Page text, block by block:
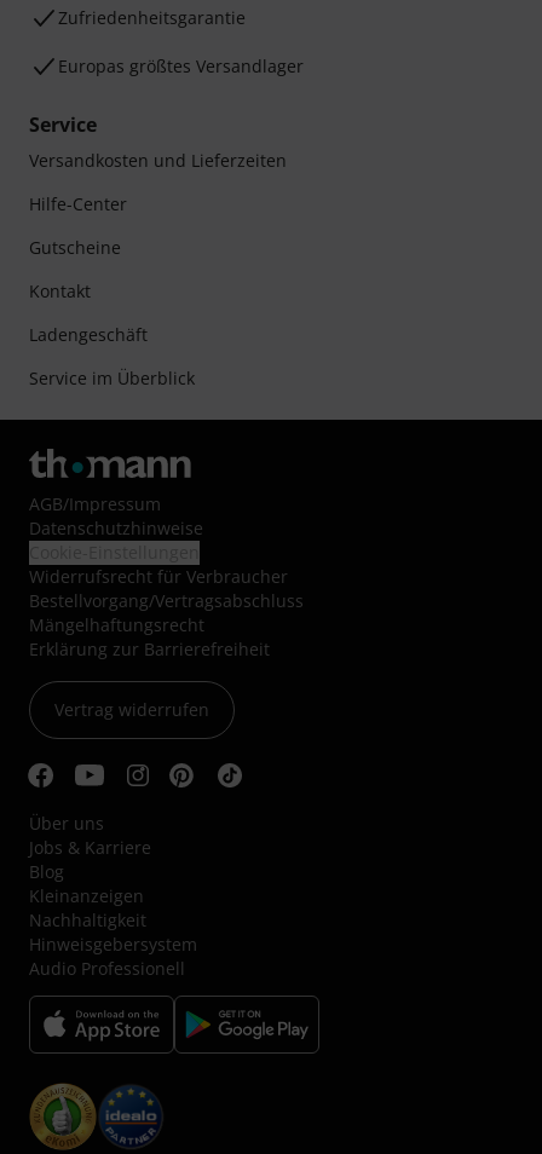
Zufriedenheitsgarantie
Europas größtes Versandlager
Service
Versandkosten und Lieferzeiten
Hilfe-Center
Gutscheine
Kontakt
Ladengeschäft
Service im Überblick
AGB/Impressum
Datenschutzhinweise
Widerrufsrecht für Verbraucher
Bestellvorgang/Vertragsabschluss
Mängelhaftungsrecht
Erklärung zur Barrierefreiheit
Vertrag widerrufen
Über uns
Jobs & Karriere
Blog
Kleinanzeigen
Nachhaltigkeit
Hinweisgebersystem
Audio Professionell